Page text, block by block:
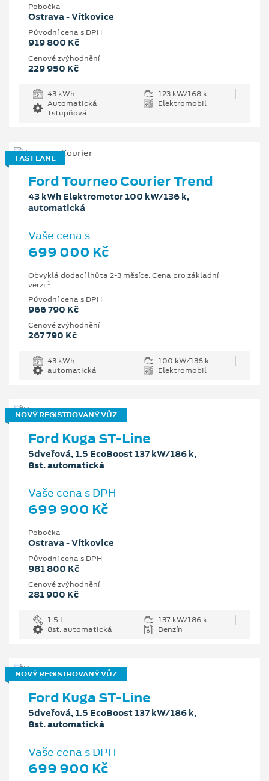
Pobočka
Ostrava - Vítkovice
Původní cena s DPH
919 800 Kč
Cenové zvýhodnění
229 950 Kč
43 kWh
123 kW/168 k
Automatická
1stupňová
Elektromobil
FAST LANE
Ford Tourneo Courier Trend
43 kWh Elektromotor 100 kW/136 k,
automatická
Vaše cena s
699 000 Kč
Obvyklá dodací lhůta 2-3 měsíce. Cena pro základní
verzi.1
Původní cena s DPH
966 790 Kč
Cenové zvýhodnění
267 790 Kč
43 kWh
100 kW/136 k
automatická
Elektromobil
NOVÝ REGISTROVANÝ VŮZ
Ford Kuga ST-Line
5dveřová, 1.5 EcoBoost 137 kW/186 k,
8st. automatická
Vaše cena s DPH
699 900 Kč
Pobočka
Ostrava - Vítkovice
Původní cena s DPH
981 800 Kč
Cenové zvýhodnění
281 900 Kč
1.5 l
137 kW/186 k
8st. automatická
Benzín
NOVÝ REGISTROVANÝ VŮZ
Ford Kuga ST-Line
5dveřová, 1.5 EcoBoost 137 kW/186 k,
8st. automatická
Vaše cena s DPH
699 900 Kč